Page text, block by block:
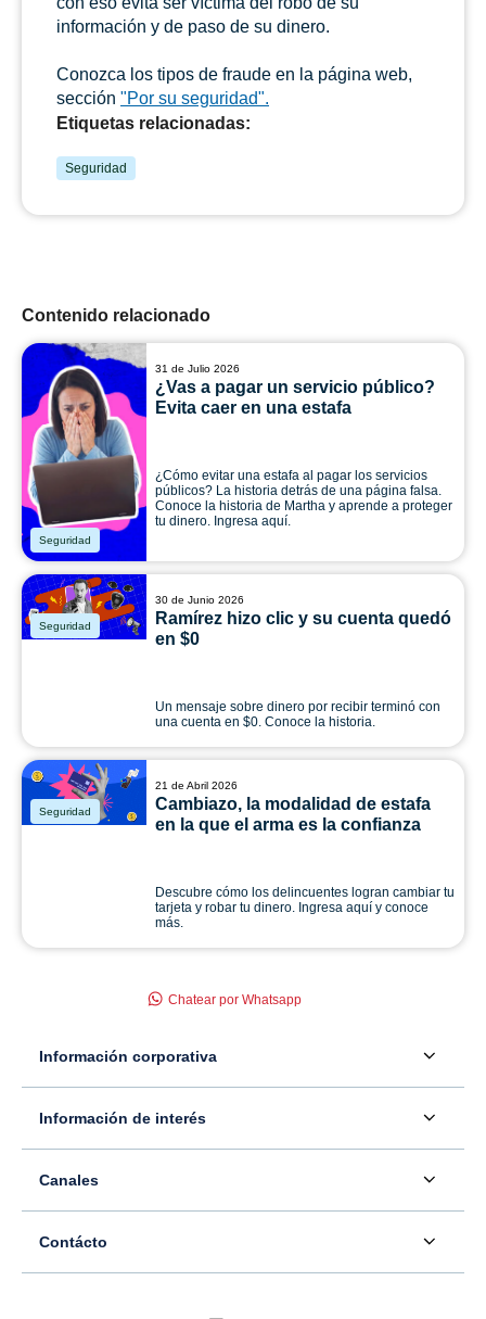
información y de paso de su dinero.
Conozca los tipos de fraude en la página web,
sección "Por su seguridad".
Etiquetas relacionadas:
Seguridad
Contenido relacionado
Seguridad
31 de Julio 2026
¿Vas a pagar un servicio público?
Evita caer en una estafa
¿Cómo evitar una estafa al pagar los servicios
públicos? La historia detrás de una página falsa.
Conoce la historia de Martha y aprende a proteger
tu dinero. Ingresa aquí.
Seguridad
30 de Junio 2026
Ramírez hizo clic y su cuenta quedó
en $0
Un mensaje sobre dinero por recibir terminó con
una cuenta en $0. Conoce la historia.
Seguridad
21 de Abril 2026
Cambiazo, la modalidad de estafa
en la que el arma es la confianza
Descubre cómo los delincuentes logran cambiar tu
tarjeta y robar tu dinero. Ingresa aquí y conoce
más.
Información corporativa
Información para inversionistas
Sala de prensa
Información adicional
Información de interés
Servicio - Atención al Consumidor financiero
Canales
Ubíquenos
Contácto
Chatear por Whatsapp